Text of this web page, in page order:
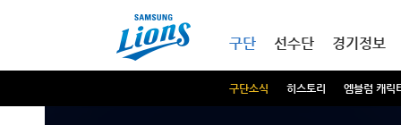
구단
구단소식 히스토리 엠블럼 캐릭
선수단 경기정보